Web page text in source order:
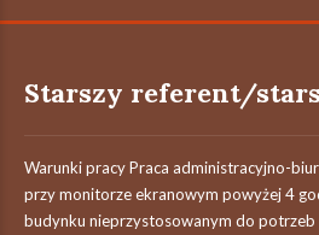
Starszy referent/
Warunki pracy Praca administracyjno-
przy monitorze ekranowym powyżej 4
budynku nieprzystosowanym do potrzeb